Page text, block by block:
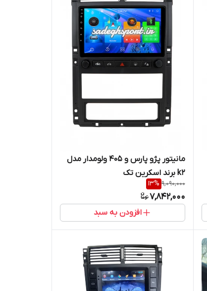
مانیتور پژو پارس و 405 ولومدار مدل
k2 برند اسکرین تک
9,090,000
13%
7,842,000
افزودن به سبد